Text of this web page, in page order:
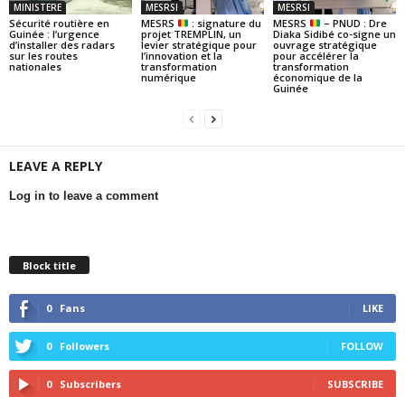
MINISTERE
Sécurité routière en
Guinée : l’urgence
d’installer des radars
sur les routes
nationales
MESRSI
MESRS
: signature du
projet TREMPLIN, un
levier stratégique pour
l’innovation et la
transformation
numérique
MESRSI
MESRS
– PNUD : Dre
Diaka Sidibé co-signe un
ouvrage stratégique
pour accélérer la
transformation
économique de la
Guinée
LEAVE A REPLY
Log in to leave a comment
Block title
0 Fans LIKE
0 Followers FOLLOW
0 Subscribers SUBSCRIBE